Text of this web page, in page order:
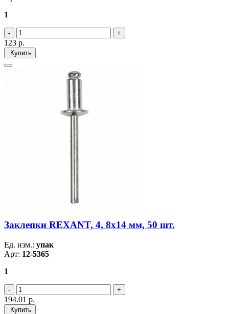
1
123 р.
Купить
Заклепки REXANT, 4, 8x14 мм, 50 шт.
Ед. изм.: упак
Арт: 12-5365
1
194.01 р.
Купить